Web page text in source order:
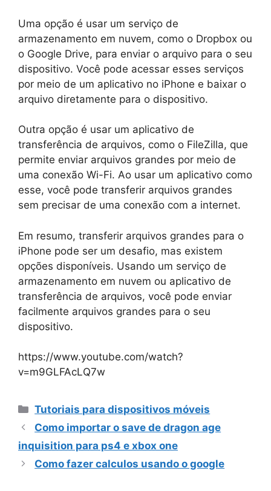
Uma opção é usar um serviço de
armazenamento em nuvem, como o Dropbox ou
o Google Drive, para enviar o arquivo para o seu
dispositivo. Você pode acessar esses serviços
por meio de um aplicativo no iPhone e baixar o
arquivo diretamente para o dispositivo.
Outra opção é usar um aplicativo de
transferência de arquivos, como o FileZilla, que
permite enviar arquivos grandes por meio de
uma conexão Wi-Fi. Ao usar um aplicativo como
esse, você pode transferir arquivos grandes
sem precisar de uma conexão com a internet.
Em resumo, transferir arquivos grandes para o
iPhone pode ser um desafio, mas existem
opções disponíveis. Usando um serviço de
armazenamento em nuvem ou aplicativo de
transferência de arquivos, você pode enviar
facilmente arquivos grandes para o seu
dispositivo.
https://www.youtube.com/watch?
v=m9GLFAcLQ7w
Categorias
Tutoriais para dispositivos móveis
Como importar o save de dragon age
inquisition para ps4 e xbox one
Como fazer calculos usando o google